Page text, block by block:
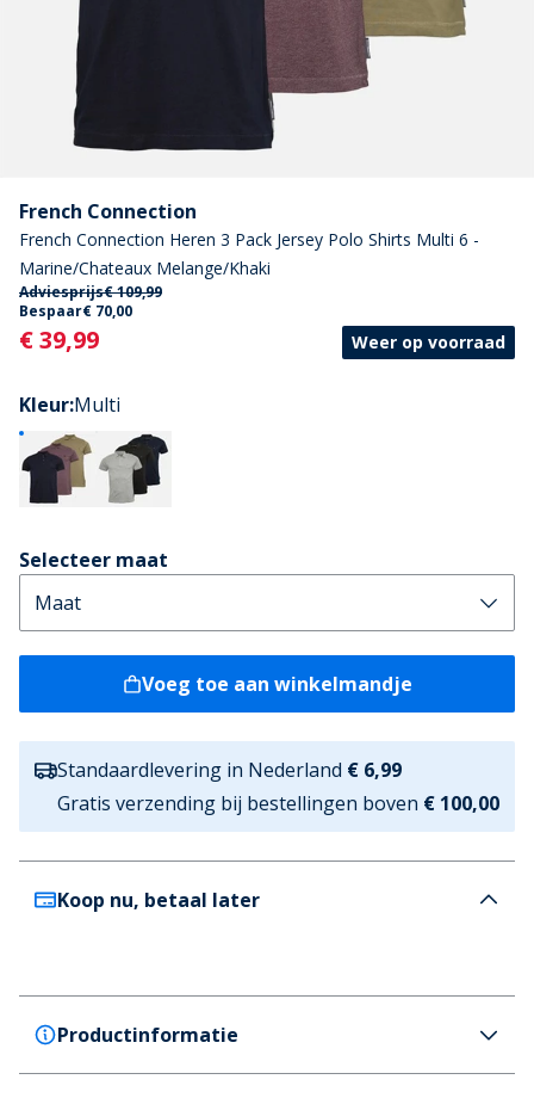
French Connection
French Connection Heren 3 Pack Jersey Polo Shirts Multi 6 -
Marine/Chateaux Melange/Khaki
Adviesprijs€ 109,99
Bespaar€ 70,00
Current
€ 39,99 Weer op voorraad
Kleur:Multi
Selecteer maat
Voeg toe aan winkelmandje
Standaardlevering in Nederland € 6,99
Gratis verzending bij bestellingen boven € 100,00
Koop nu, betaal later
Productinformatie